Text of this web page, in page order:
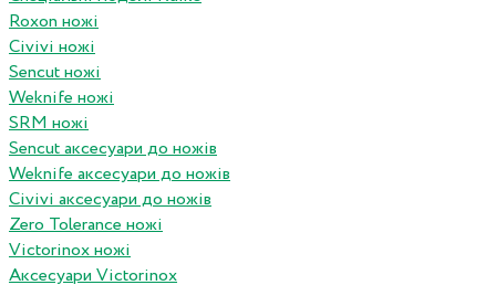
Roxon ножi
Civivi ножі
Sencut ножі
Weknife ножі
SRM ножі
Sencut аксесуари до ножів
Weknife аксесуари до ножів
Civivi аксесуари до ножів
Zero Tolerance ножі
Victorinox ножі
Аксесуари Victorinox